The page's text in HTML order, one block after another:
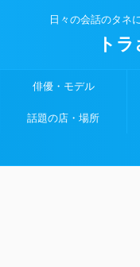
日々の会話のタネ
ト
俳優・モデル
話題の店・場所